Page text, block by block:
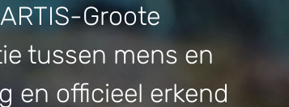
Groote
tussen mens en
en officieel erkend